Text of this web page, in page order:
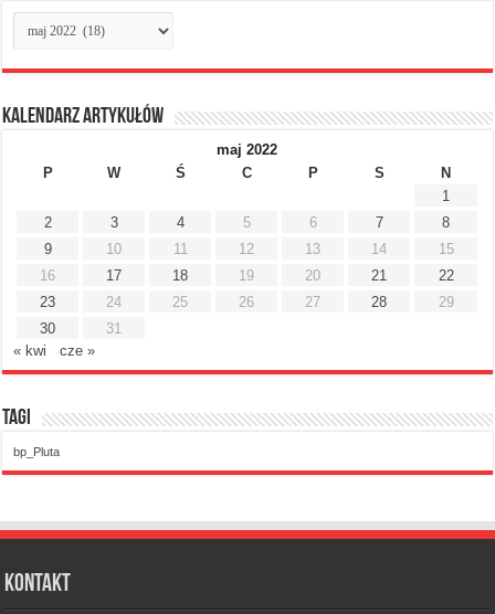
Archiwum
miesięczne
Kalendarz artykułów
maj 2022
P
W Ś C P S
N
1
2
3 4 5 6 7
8
9
10 11 12 13 14
15
16
17 18 19 20 21
22
23
24 25 26 27 28
29
30
31
« kwi
cze »
Tagi
bp_Pluta
Kontakt